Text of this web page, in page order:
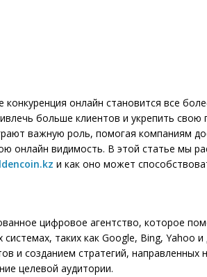
онлайн становится все
больше клиентов и укрепить свою
важную роль, помогая компаниям
онлайн видимость. В этой статье мы
и как оно может
цифровое агентство, которое
таких как Google, Bing, Yahoo и
и созданием стратегий, направленных
целевой аудитории.